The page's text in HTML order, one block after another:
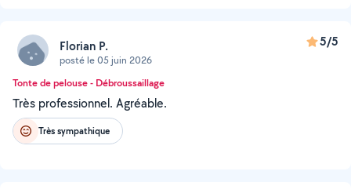
Florian P.
posté le 05 juin 2026
5/5
Tonte de pelouse - Débroussaillage
Très professionnel. Agréable.
Très sympathique